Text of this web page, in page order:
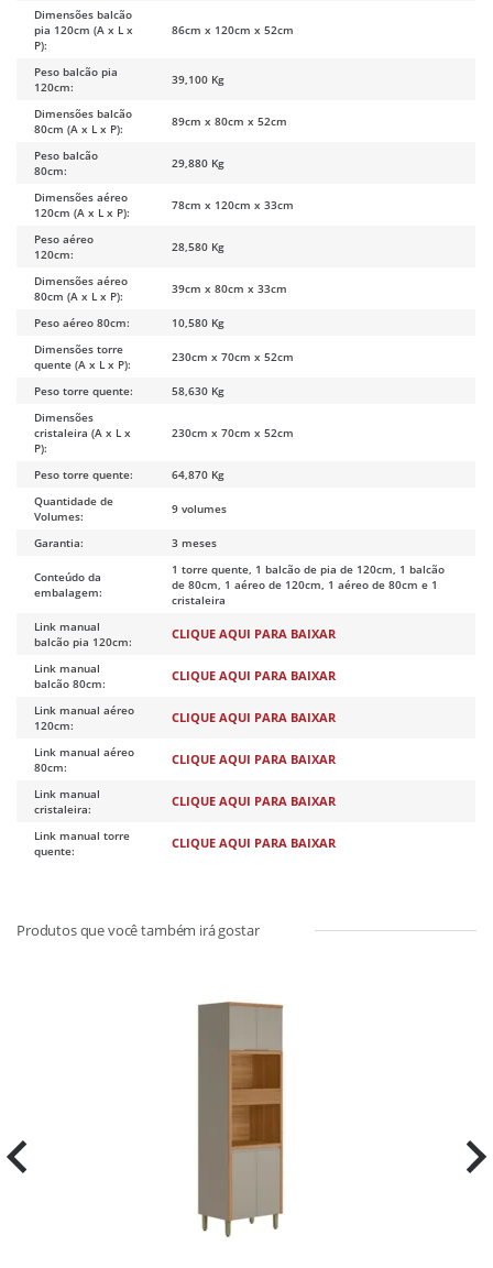
Dimensões balcão
pia 120cm (A x L x
P):
86cm x 120cm x 52cm
Peso balcão pia
120cm:
39,100 Kg
Dimensões balcão
80cm (A x L x P):
89cm x 80cm x 52cm
Peso balcão
80cm:
29,880 Kg
Dimensões aéreo
120cm (A x L x P):
78cm x 120cm x 33cm
Peso aéreo
120cm:
28,580 Kg
Dimensões aéreo
80cm (A x L x P):
39cm x 80cm x 33cm
Peso aéreo 80cm:
10,580 Kg
Dimensões torre
quente (A x L x P):
230cm x 70cm x 52cm
Peso torre quente:
58,630 Kg
Dimensões
cristaleira (A x L x
P):
230cm x 70cm x 52cm
Peso torre quente:
64,870 Kg
Quantidade de
Volumes:
9 volumes
Garantia: 3 meses
Conteúdo da
embalagem:
1 torre quente, 1 balcão de pia de 120cm, 1 balcão
de 80cm, 1 aéreo de 120cm, 1 aéreo de 80cm e 1
cristaleira
Link manual
balcão pia 120cm:
CLIQUE AQUI PARA BAIXAR
Link manual
balcão 80cm:
CLIQUE AQUI PARA BAIXAR
Link manual aéreo
120cm:
CLIQUE AQUI PARA BAIXAR
Link manual aéreo
80cm:
CLIQUE AQUI PARA BAIXAR
Link manual
cristaleira:
CLIQUE AQUI PARA BAIXAR
Link manual torre
quente:
CLIQUE AQUI PARA BAIXAR